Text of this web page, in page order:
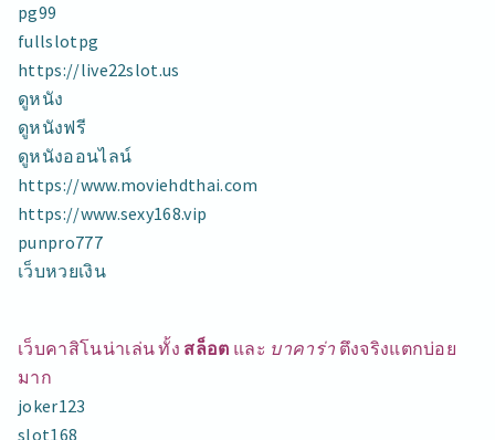
pg99
fullslotpg
https://live22slot.us
ดูหนัง
ดูหนังฟรี
ดูหนังออนไลน์
https://www.moviehdthai.com
https://www.sexy168.vip
punpro777
เว็บหวยเงิน
เว็บคาสิโนน่าเล่น ทั้ง สล็อต และ บาคาร่า ตึงจริงแตกบ่อย
มาก
joker123
slot168